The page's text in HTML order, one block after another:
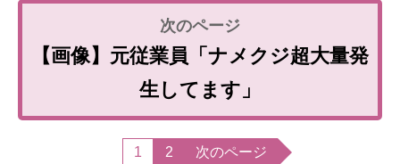
【画像】元従業員「ナメクジ超大量発
生してます」
1 2 次のページ